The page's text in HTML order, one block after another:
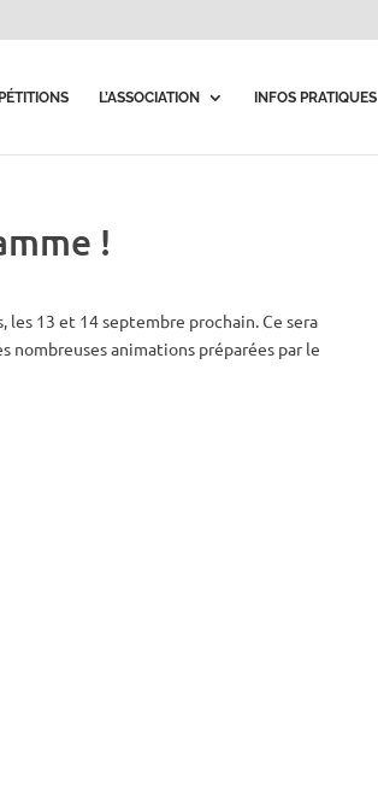
L’ASSOCIATION INFOS PRATIQUES
!
les 13 et 14 septembre prochain. Ce sera
nombreuses animations préparées par le